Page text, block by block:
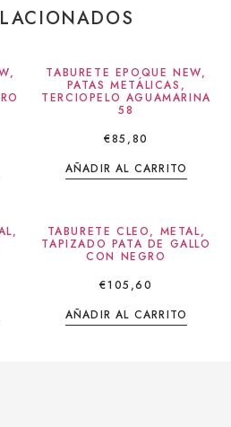
TABURETE EPOQUE NEW,
PATAS METÁLICAS,
TERCIOPELO AGUAMARINA
58
€85,80
AÑADIR AL CARRITO
TABURETE CLEO, METAL,
TAPIZADO PATA DE GALLO
CON NEGRO
€105,60
AÑADIR AL CARRITO